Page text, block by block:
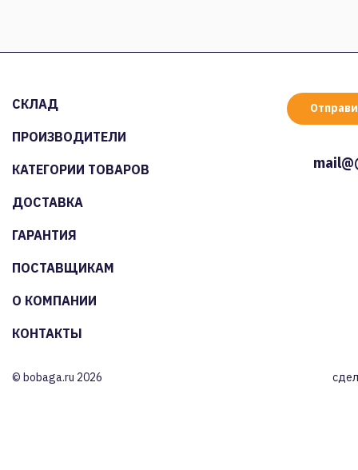
СКЛАД
ПРОИЗВОДИТЕЛИ
КАТЕГОРИИ ТОВАРОВ
ДОСТАВКА
ГАРАНТИЯ
ПОСТАВЩИКАМ
О КОМПАНИИ
КОНТАКТЫ
© bobaga.ru 2026